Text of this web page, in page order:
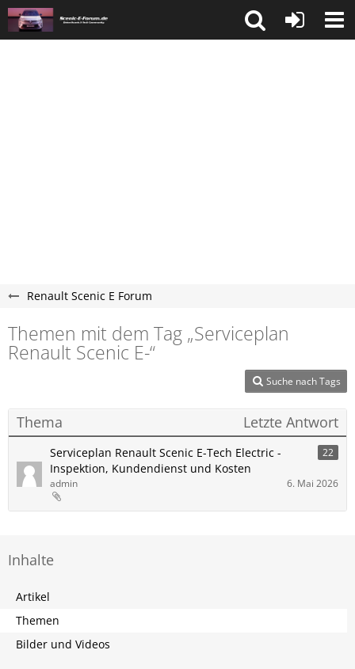
Renault Scenic E Forum
Themen mit dem Tag „Serviceplan
Renault Scenic E-“
Suche nach Tags
Thema Letzte Antwort
Serviceplan Renault Scenic E-Tech Electric -
Inspektion, Kundendienst und Kosten
22
admin 6. Mai 2026
Inhalte
Artikel
Themen
Bilder und Videos